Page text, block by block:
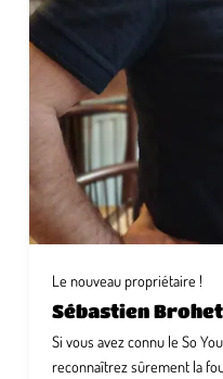
Le nouveau propriétaire !
Sébastien
Si vous avez connu le So
reconnaîtrez sûrement la